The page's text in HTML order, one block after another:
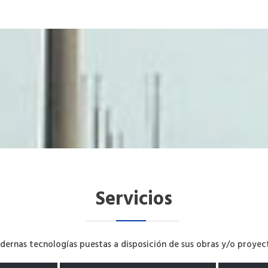
Servicios
tecnologías puestas a disposición de sus obras y/o